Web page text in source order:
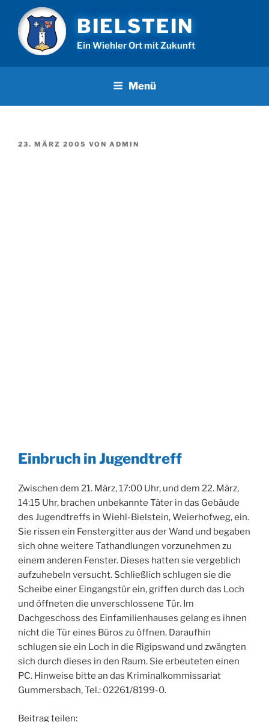
Inhalt
springen
BIELSTEIN
Ein Wiehler Ort mit Zukunft
Menü
VERÖFFENTLICHT
23. MÄRZ 2005 VON ADMIN
Einbruch in Jugendtreff
Zwischen dem 21. März, 17:00 Uhr, und dem 22. März,
14:15 Uhr, brachen unbekannte Täter in das Gebäude
des Jugendtreffs in Wiehl-Bielstein, Weierhofweg, ein.
Sie rissen ein Fenstergitter aus der Wand und begaben
sich ohne weitere Tathandlungen vorzunehmen zu
einem anderen Fenster. Dieses hatten sie vergeblich
aufzuhebeln versucht. Schließlich schlugen sie die
Scheibe einer Eingangstür ein, griffen durch das Loch
und öffneten die unverschlossene Tür. Im
Dachgeschoss des Einfamilienhauses gelang es ihnen
nicht die Tür eines Büros zu öffnen. Daraufhin
schlugen sie ein Loch in die Rigipswand und zwängten
sich durch dieses in den Raum. Sie erbeuteten einen
PC. Hinweise bitte an das Kriminalkommissariat
Gummersbach, Tel.: 02261/8199-0.
Beitrag teilen: